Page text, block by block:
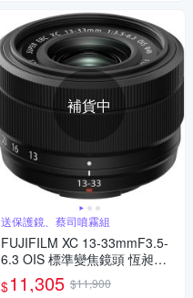
補貨中
送保護鏡、蔡司噴霧組
FUJIFILM XC 13-33mmF3.5-
6.3 OIS 標準變焦鏡頭 恆昶公
司貨
$11,305 $11,900